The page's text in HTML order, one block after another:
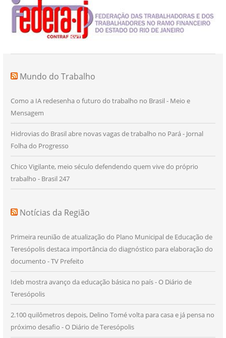
Mundo do Trabalho
Como a IA redesenha o futuro do trabalho no Brasil - Meio e
Mensagem
Hidrovias do Brasil abre novas vagas de trabalho no Pará - Jornal
Folha do Progresso
Chico Vigilante, meio século defendendo quem vive do próprio
trabalho - Brasil 247
Notícias da Região
Primeira reunião de atualização do Plano Municipal de Educação de
Teresópolis destaca importância do diagnóstico para elaboração do
documento - TV Prefeito
Ideb mostra avanço da educação básica no país - O Diário de
Teresópolis
2.100 quilômetros depois, Delino Tomé volta para casa e já pensa no
próximo desafio - O Diário de Teresópolis